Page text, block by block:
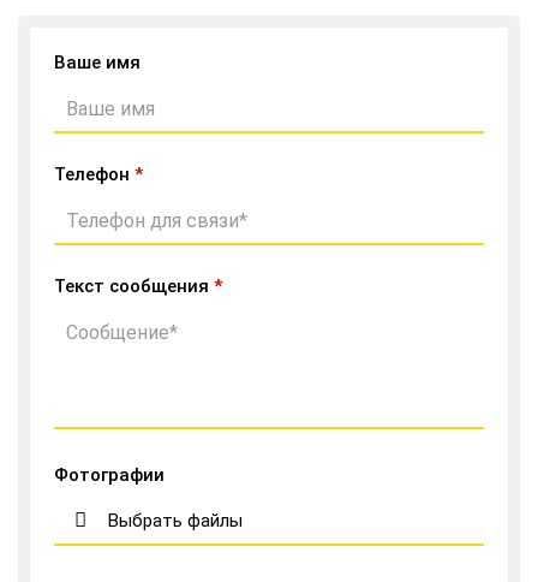
Ваше имя
Телефон *
Текст сообщения *
Фотографии
Выбрать файлы